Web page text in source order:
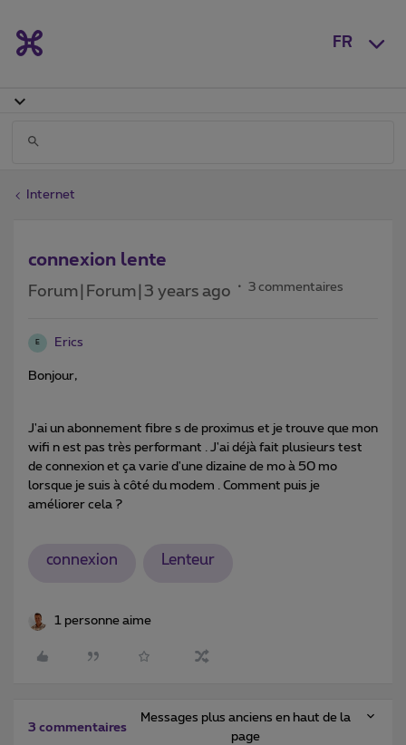
FR
Internet
connexion lente
Forum|Forum|3 years ago 3 commentaires
E Erics
Bonjour,
J'ai un abonnement fibre s de proximus et je trouve que mon
wifi n est pas très performant . J'ai déjà fait plusieurs test
de connexion et ça varie d'une dizaine de mo à 50 mo
lorsque je suis à côté du modem . Comment puis je
améliorer cela ?
connexion Lenteur
1 personne aime
3 commentaires
Messages plus anciens en haut de la
page